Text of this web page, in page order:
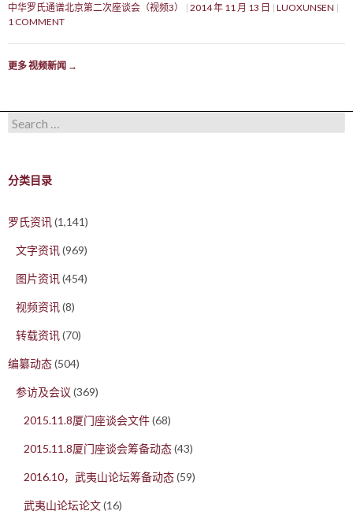
中华罗氏通谱北京第二次座谈会（视频3） 2014 年 11 月 13 日
LUOXUNSEN
1 COMMENT
更多 视频新闻 →
Search for:
分类目录
罗氏资讯(1,141)
文字资讯(969)
图片资讯(454)
视频资讯(8)
转载资讯(70)
编纂动态(504)
参访及会议 (369)
2015.11.8厦门座谈会文件(68)
2015.11.8厦门座谈会筹备动态(43)
2016.10，武夷山论坛筹备动态(59)
武夷山论坛论文(16)